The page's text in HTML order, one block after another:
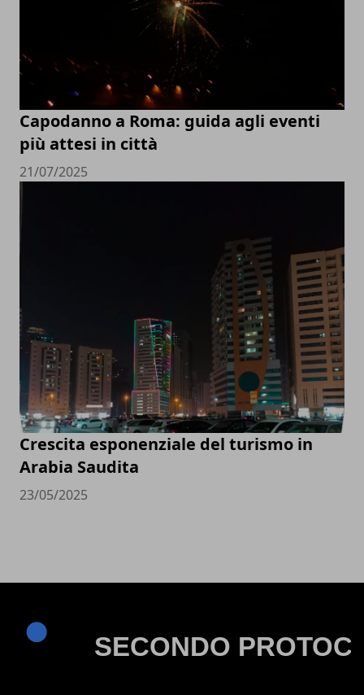
Capodanno a Roma: guida agli eventi
più attesi in città
21/07/2025
Crescita esponenziale del turismo in
Arabia Saudita
23/05/2025